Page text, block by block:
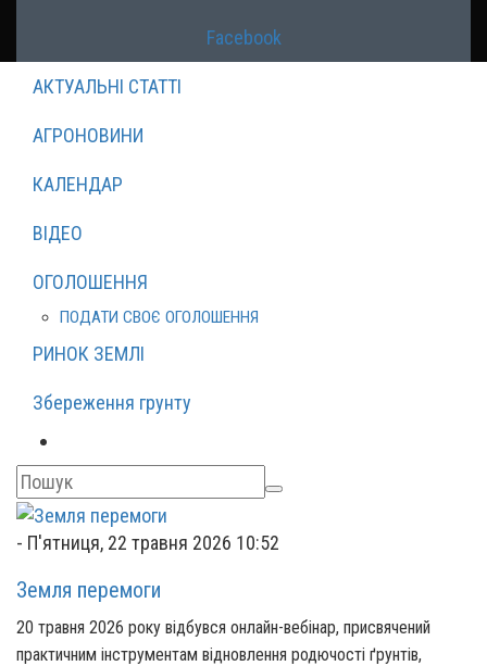
Facebook
АКТУАЛЬНІ СТАТТІ
АГРОНОВИНИ
КАЛЕНДАР
ВІДЕО
ОГОЛОШЕННЯ
ПОДАТИ СВОЄ ОГОЛОШЕННЯ
РИНОК ЗЕМЛІ
Збереження грунту
- П'ятниця, 22 травня 2026 10:52
Земля перемоги
20 травня 2026 року відбувся онлайн-вебінар, присвячений
практичним інструментам відновлення родючості ґрунтів,